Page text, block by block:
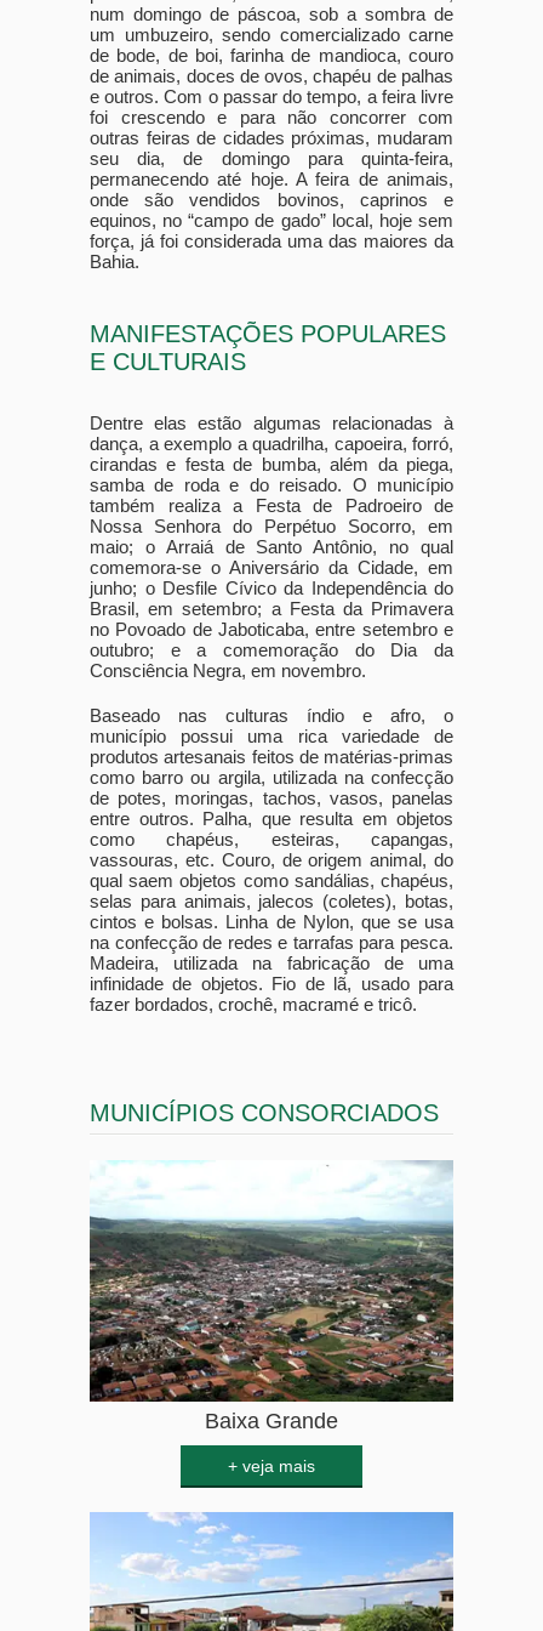
num domingo de páscoa, sob a sombra de
um umbuzeiro, sendo comercializado carne
de bode, de boi, farinha de mandioca, couro
de animais, doces de ovos, chapéu de palhas
e outros. Com o passar do tempo, a feira livre
foi crescendo e para não concorrer com
outras feiras de cidades próximas, mudaram
seu dia, de domingo para quinta-feira,
permanecendo até hoje. A feira de animais,
onde são vendidos bovinos, caprinos e
equinos, no “campo de gado” local, hoje sem
força, já foi considerada uma das maiores da
Bahia.
MANIFESTAÇÕES POPULARES
E CULTURAIS
Dentre elas estão algumas relacionadas à
dança, a exemplo a quadrilha, capoeira, forró,
cirandas e festa de bumba, além da piega,
samba de roda e do reisado. O município
também realiza a Festa de Padroeiro de
Nossa Senhora do Perpétuo Socorro, em
maio; o Arraiá de Santo Antônio, no qual
comemora-se o Aniversário da Cidade, em
junho; o Desfile Cívico da Independência do
Brasil, em setembro; a Festa da Primavera
no Povoado de Jaboticaba, entre setembro e
outubro; e a comemoração do Dia da
Consciência Negra, em novembro.
Baseado nas culturas índio e afro, o
município possui uma rica variedade de
produtos artesanais feitos de matérias-primas
como barro ou argila, utilizada na confecção
de potes, moringas, tachos, vasos, panelas
entre outros. Palha, que resulta em objetos
como chapéus, esteiras, capangas,
vassouras, etc. Couro, de origem animal, do
qual saem objetos como sandálias, chapéus,
selas para animais, jalecos (coletes), botas,
cintos e bolsas. Linha de Nylon, que se usa
na confecção de redes e tarrafas para pesca.
Madeira, utilizada na fabricação de uma
infinidade de objetos. Fio de lã, usado para
fazer bordados, crochê, macramé e tricô.
MUNICÍPIOS CONSORCIADOS
Baixa Grande
Mairi
Riachão do Jacuípe
São José do Jacuípe